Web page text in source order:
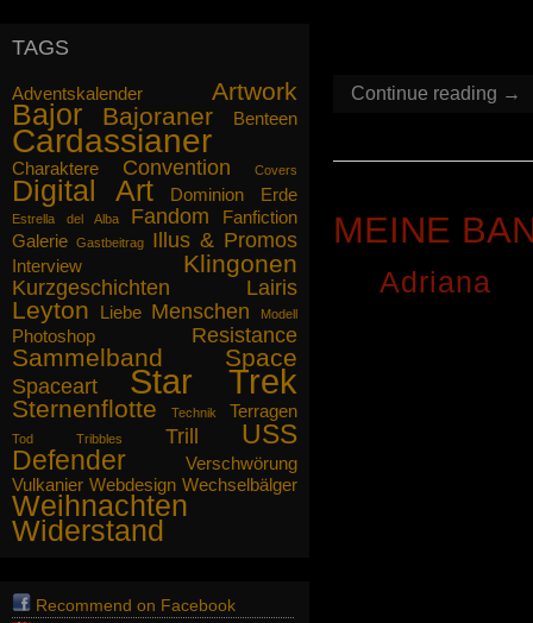
Continue reading →
MEINE
Adriana
Abenteuern Sie nicht nur
Ihnen das Essen auf der Herdplatte
anbrennt. Wir replizieren Ihnen
gegebenenfalls etwas Neues.
Mögen die Propheten mit Ihnen sein.
gez. Captain Lairis Ilana
TAGS
Adventskalender Artwork
Bajor Bajoraner Benteen
Cardassianer
Charaktere Convention Covers
Digital Art Dominion Erde
Estrella del Alba Fandom
Fanfiction
Galerie Gastbeitrag Illus & Promos
Interview Klingonen
Kurzgeschichten Lairis
Leyton Liebe Menschen Modell
Photoshop Resistance
Sammelband Space
Spaceart Star Trek
Sternenflotte Technik Terragen
Tod Tribbles Trill
USS
Defender
Verschwörung
Vulkanier Webdesign Wechselbälger
Weihnachten
Widerstand
Recommend on Facebook